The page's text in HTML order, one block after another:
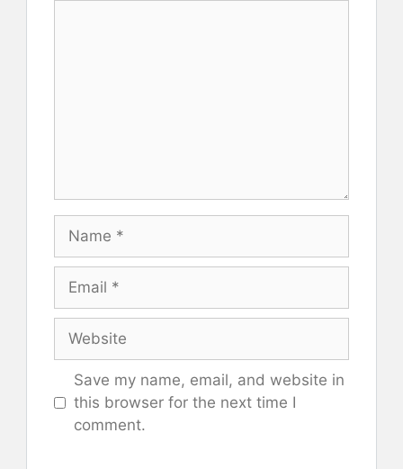
Name
Email
Website
Save my name, email, and website in
this browser for the next time I
comment.